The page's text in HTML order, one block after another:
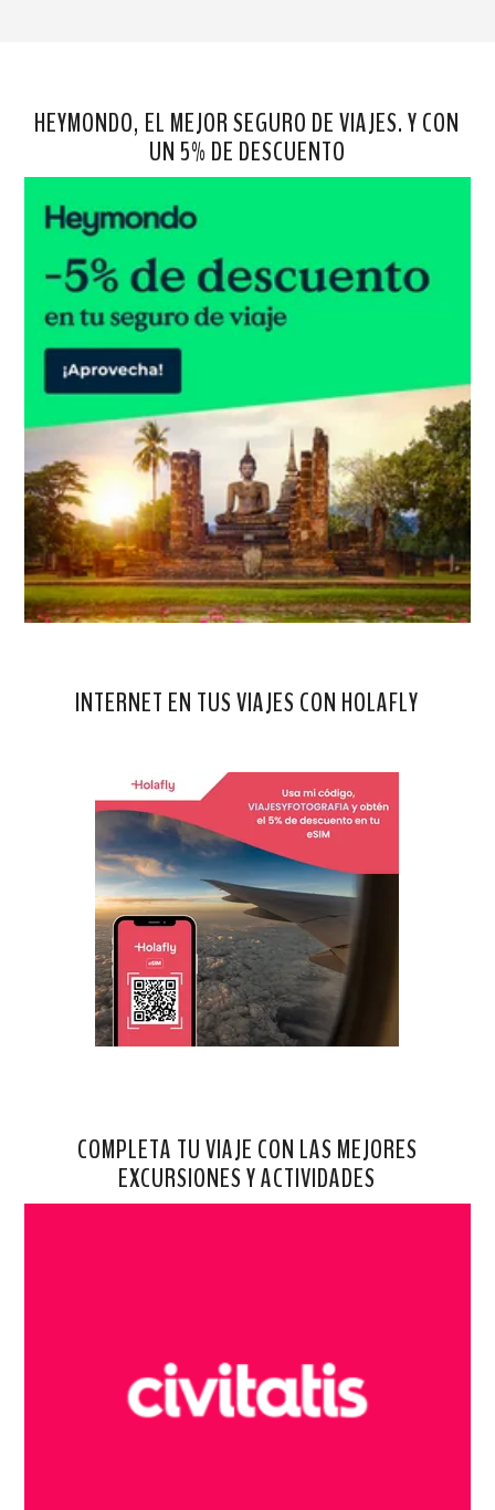
HEYMONDO, EL MEJOR SEGURO DE VIAJES. Y CON
UN 5% DE DESCUENTO
INTERNET EN TUS VIAJES CON HOLAFLY
COMPLETA TU VIAJE CON LAS MEJORES
EXCURSIONES Y ACTIVIDADES